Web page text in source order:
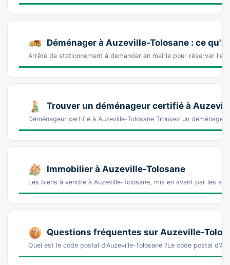
Déménager à Auzeville-Tolosane : ce
Arrêté de stationnement à demander en mairie pour réserver
Trouver un déménageur certifié à
Déménageur certifié à Auzeville-Tolosane Trouvez un
Immobilier à Auzeville-Tolosane
Les biens à vendre à Auzeville-Tolosane, mis en avant par les
Questions fréquentes sur Auzeville-
Quel est le code postal d'Auzeville-Tolosane ?Le code postal